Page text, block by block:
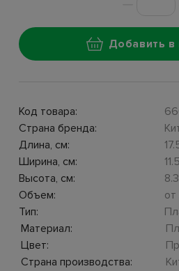
Добавить в
Код товара:
Страна бренда:
Длина, см:
Ширина, см:
11.5
Высота, см:
8.3
Объем:
Тип:
Материал:
Цвет:
Страна производства: